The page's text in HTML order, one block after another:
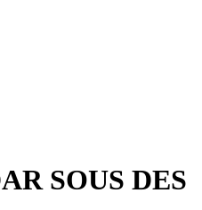
SOUS DES